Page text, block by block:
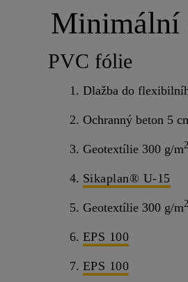
Minimální
PVC fólie
1. Dlažba do
2. Ochranný beton 5
3. Geotextílie 300 g/m2
4. Sikaplan® U-15
5. Geotextílie 300 g/m2
6. EPS 100
7. EPS 100